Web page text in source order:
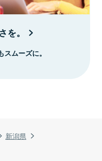
新潟県
を。
ムーズに。